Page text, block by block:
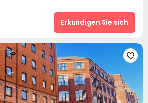
kostenlose Kurzaufenthalte
Cashback
Zu Fuß zur Schule gehen
Besucher-Sprachanlage
-versand Rezeption
Soziale Aktivitäten
Vor-Ort-Service-Team
 Schließfach
 Waschraum
Selbststudienraum
Erkundigen Sie sich
